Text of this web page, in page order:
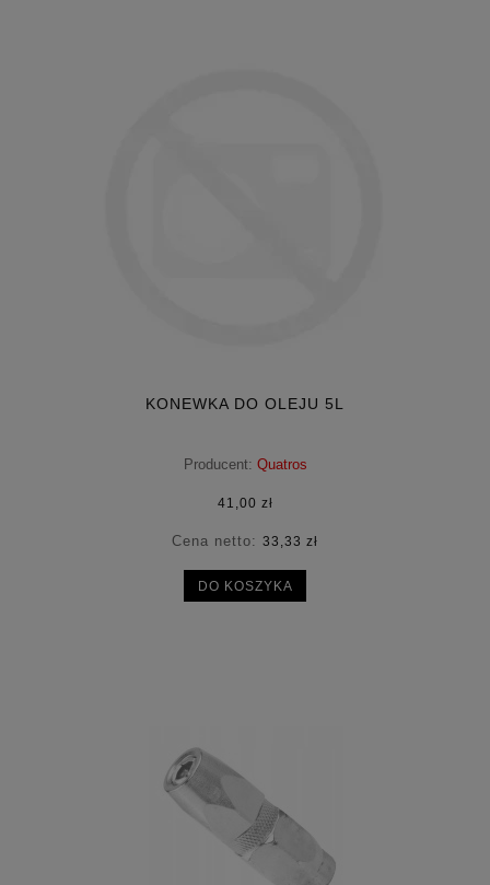
KONEWKA DO OLEJU 5L
Producent: Quatros
41,00 zł
Cena netto: 33,33 zł
DO KOSZYKA